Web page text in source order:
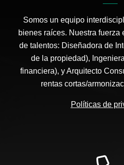
Somos un equipo
bienes raíces. Nuestra fuerza
de talentos: Diseñadora de
de la propiedad),
financiera), y Arquitecto
rentas cortas/
Políticas de